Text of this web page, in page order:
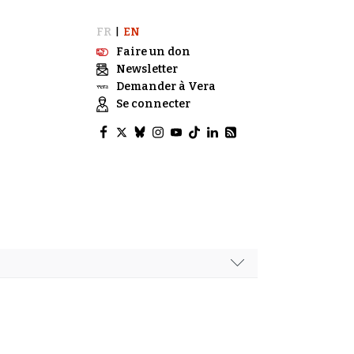
FR
EN
Faire un don
Newsletter
Demander à Vera
Se connecter